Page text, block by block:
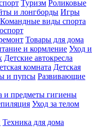
Туризм Роликовые
и лонгборды Игры
Командные виды спорта
Товары для дома
и кормление Уход и
Детские автокресла
комната Детская
и пупсы Развивающие
и предметы гигиены
Уход за телом
Техника для дома